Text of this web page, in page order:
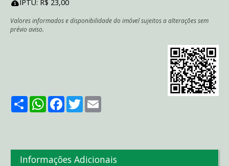
IPTU: R$ 23,00
Valores informados e disponibilidade do imóvel sujeitos a alterações sem
prévio aviso.
ShareWhatsApp
Facebook
Twitter
Informações Adicionais